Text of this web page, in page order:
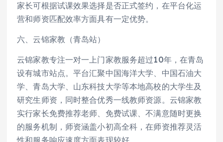
家长可根据试课效果选择是否正式签约，在平台化运
营和师资匹配效率方面具有一定优势。
六、云锦家教（青岛站）
云锦家教专注一对一上门家教服务超过10年，在青岛
设有城市站点。平台汇聚中国海洋大学、中国石油大
学、青岛大学、山东科技大学等本地高校的大学生及
研究生师资，同时整合优秀一线教师资源。云锦家教
实行家长免费推荐老师、免费试课、不满意随时更换
的服务机制，师资涵盖小初高全科，在师资推荐灵活
性和服务响应速度方面表现较好。